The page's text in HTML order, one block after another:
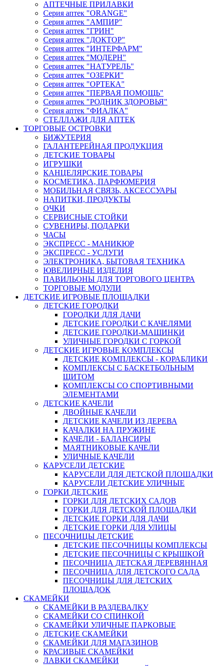
АПТЕЧНЫЕ ПРИЛАВКИ
Серия аптек "ORANGE"
Серия аптек "АМПИР"
Серия аптек "ГРИН"
Серия аптек "ДОКТОР"
Серия аптек "ИНТЕРФАРМ"
Серия аптек "МОДЕРН"
Серия аптек "НАТУРЕЛЬ"
Серия аптек "ОЗЕРКИ"
Серия аптек "ОРТЕКА"
Серия аптек "ПЕРВАЯ ПОМОЩЬ"
Серия аптек "РОДНИК ЗДОРОВЬЯ"
Серия аптек "ФИАЛКА"
СТЕЛЛАЖИ ДЛЯ АПТЕК
ТОРГОВЫЕ ОСТРОВКИ
БИЖУТЕРИЯ
ГАЛАНТЕРЕЙНАЯ ПРОДУКЦИЯ
ДЕТСКИЕ ТОВАРЫ
ИГРУШКИ
КАНЦЕЛЯРСКИЕ ТОВАРЫ
КОСМЕТИКА, ПАРФЮМЕРИЯ
МОБИЛЬНАЯ СВЯЗЬ, АКСЕССУАРЫ
НАПИТКИ, ПРОДУКТЫ
ОЧКИ
СЕРВИСНЫЕ СТОЙКИ
СУВЕНИРЫ, ПОДАРКИ
ЧАСЫ
ЭКСПРЕСС - МАНИКЮР
ЭКСПРЕСС - УСЛУГИ
ЭЛЕКТРОНИКА, БЫТОВАЯ ТЕХНИКА
ЮВЕЛИРНЫЕ ИЗДЕЛИЯ
ПАВИЛЬОНЫ ДЛЯ ТОРГОВОГО ЦЕНТРА
ТОРГОВЫЕ МОДУЛИ
ДЕТСКИЕ ИГРОВЫЕ ПЛОЩАДКИ
ДЕТСКИЕ ГОРОДКИ
ГОРОДКИ ДЛЯ ДАЧИ
ДЕТСКИЕ ГОРОДКИ С КАЧЕЛЯМИ
ДЕТСКИЕ ГОРОДКИ-МАШИНКИ
УЛИЧНЫЕ ГОРОДКИ С ГОРКОЙ
ДЕТСКИЕ ИГРОВЫЕ КОМПЛЕКСЫ
ДЕТСКИЕ КОМПЛЕКСЫ - КОРАБЛИКИ
КОМПЛЕКСЫ С БАСКЕТБОЛЬНЫМ
ЩИТОМ
КОМПЛЕКСЫ СО СПОРТИВНЫМИ
ЭЛЕМЕНТАМИ
ДЕТСКИЕ КАЧЕЛИ
ДВОЙНЫЕ КАЧЕЛИ
ДЕТСКИЕ КАЧЕЛИ ИЗ ДЕРЕВА
КАЧАЛКИ НА ПРУЖИНЕ
КАЧЕЛИ - БАЛАНСИРЫ
МАЯТНИКОВЫЕ КАЧЕЛИ
УЛИЧНЫЕ КАЧЕЛИ
КАРУСЕЛИ ДЕТСКИЕ
КАРУСЕЛИ ДЛЯ ДЕТСКОЙ ПЛОЩАДКИ
КАРУСЕЛИ ДЕТСКИЕ УЛИЧНЫЕ
ГОРКИ ДЕТСКИЕ
ГОРКИ ДЛЯ ДЕТСКИХ САДОВ
ГОРКИ ДЛЯ ДЕТСКОЙ ПЛОЩАДКИ
ДЕТСКИЕ ГОРКИ ДЛЯ ДАЧИ
ДЕТСКИЕ ГОРКИ ДЛЯ УЛИЦЫ
ПЕСОЧНИЦЫ ДЕТСКИЕ
ДЕТСКИЕ ПЕСОЧНИЦЫ КОМПЛЕКСЫ
ДЕТСКИЕ ПЕСОЧНИЦЫ С КРЫШКОЙ
ПЕСОЧНИЦА ДЕТСКАЯ ДЕРЕВЯННАЯ
ПЕСОЧНИЦА ДЛЯ ДЕТСКОГО САДА
ПЕСОЧНИЦЫ ДЛЯ ДЕТСКИХ
ПЛОЩАДОК
СКАМЕЙКИ
СКАМЕЙКИ В РАЗДЕВАЛКУ
СКАМЕЙКИ СО СПИНКОЙ
СКАМЕЙКИ УЛИЧНЫЕ ПАРКОВЫЕ
ДЕТСКИЕ СКАМЕЙКИ
СКАМЕЙКИ ДЛЯ МАГАЗИНОВ
КРАСИВЫЕ СКАМЕЙКИ
ЛАВКИ СКАМЕЙКИ